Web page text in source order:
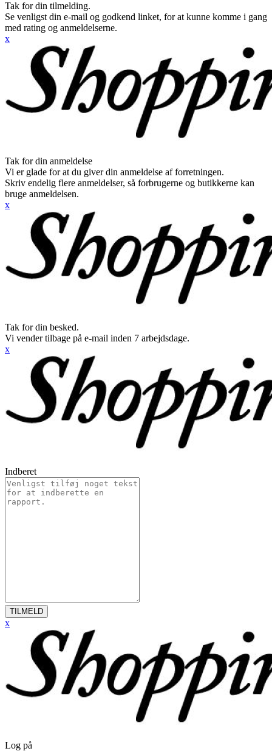
Tak for din tilmelding.
Se venligst din e-mail og godkend linket, for at kunne komme i gang
med rating og anmeldelserne.
x
Tak for din anmeldelse
Vi er glade for at du giver din anmeldelse af forretningen.
Skriv endelig flere anmeldelser, så forbrugerne og butikkerne kan
bruge anmeldelsen.
x
Tak for din besked.
Vi vender tilbage på e-mail inden 7 arbejdsdage.
x
Indberet
TILMELD
x
Log på